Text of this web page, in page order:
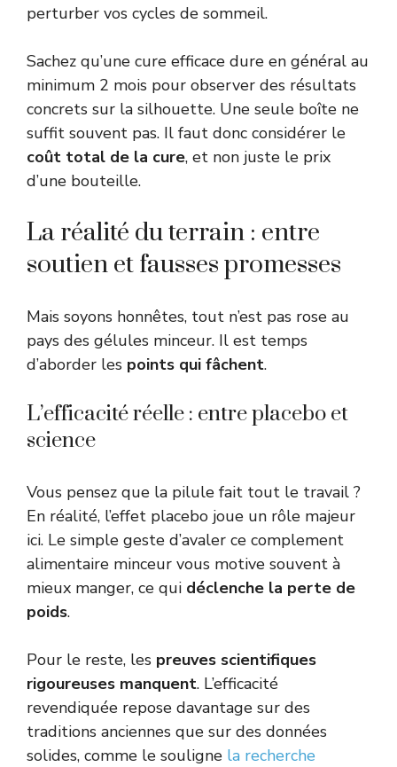
perturber vos cycles de sommeil.
Sachez qu’une cure efficace dure en général au
minimum 2 mois pour observer des résultats
concrets sur la silhouette. Une seule boîte ne
suffit souvent pas. Il faut donc considérer le
coût total de la cure, et non juste le prix
d’une bouteille.
La réalité du terrain : entre
soutien et fausses promesses
Mais soyons honnêtes, tout n’est pas rose au
pays des gélules minceur. Il est temps
d’aborder les points qui fâchent.
L’efficacité réelle : entre placebo et
science
Vous pensez que la pilule fait tout le travail ?
En réalité, l’effet placebo joue un rôle majeur
ici. Le simple geste d’avaler ce complement
alimentaire minceur vous motive souvent à
mieux manger, ce qui déclenche la perte de
poids.
Pour le reste, les preuves scientifiques
rigoureuses manquent. L’efficacité
revendiquée repose davantage sur des
traditions anciennes que sur des données
solides, comme le souligne la recherche